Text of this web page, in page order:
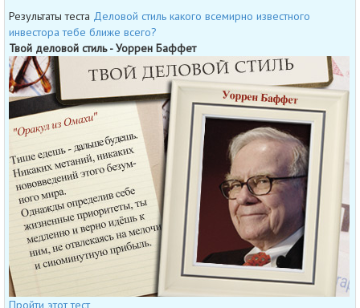
Результаты теста Деловой стиль какого всемирно известного
инвестора тебе ближе всего?
Твой деловой стиль - Уоррен Баффет
Пройти этот тест